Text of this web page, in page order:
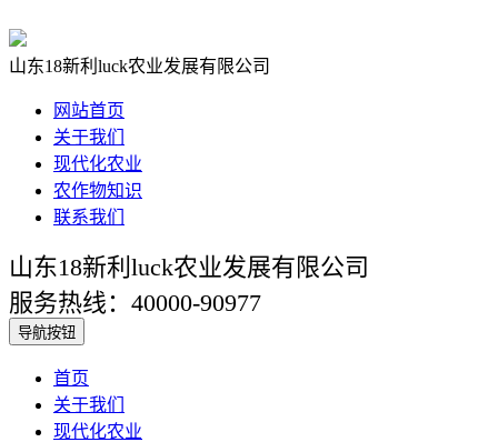
山东18新利luck农业发展有限公司
网站首页
关于我们
现代化农业
农作物知识
联系我们
山东18新利luck农业发展有限公司
服务热线：40000-90977
导航按钮
首页
关于我们
现代化农业